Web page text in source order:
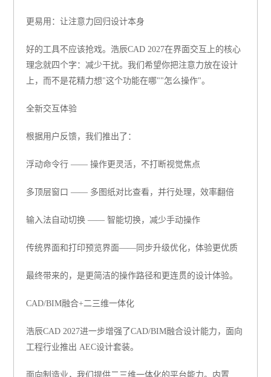
更易用：让注意力回归设计本身
好的工具不应该抢戏。浩辰CAD 2027在界面交互上的核心
理念就四个字： 减少干扰。我们希望你把注意力放在设计
上，而不是花精力想"这个功能在哪""怎么操作"。
全新交互体验
根据用户反馈，我们推出了：
浮动命令行 —— 操作更灵活，不打断视觉焦点
多顶层窗口 —— 多图纸对比查看，并行处理，效率翻倍
输入法自动切换 —— 智能切换，减少手动操作
传统界面和打印预览界面——同步升级优化，体验更优质
最终带来的，是更简洁的操作路径和更连贯的设计体验。
CAD/BIM融合+二三维一体化
浩辰CAD 2027进一步增强了CAD/BIM融合设计能力，面向
工程行业推出 AEC设计套装。
面向制造业，我们提供二三维一体化的平台能力。内置